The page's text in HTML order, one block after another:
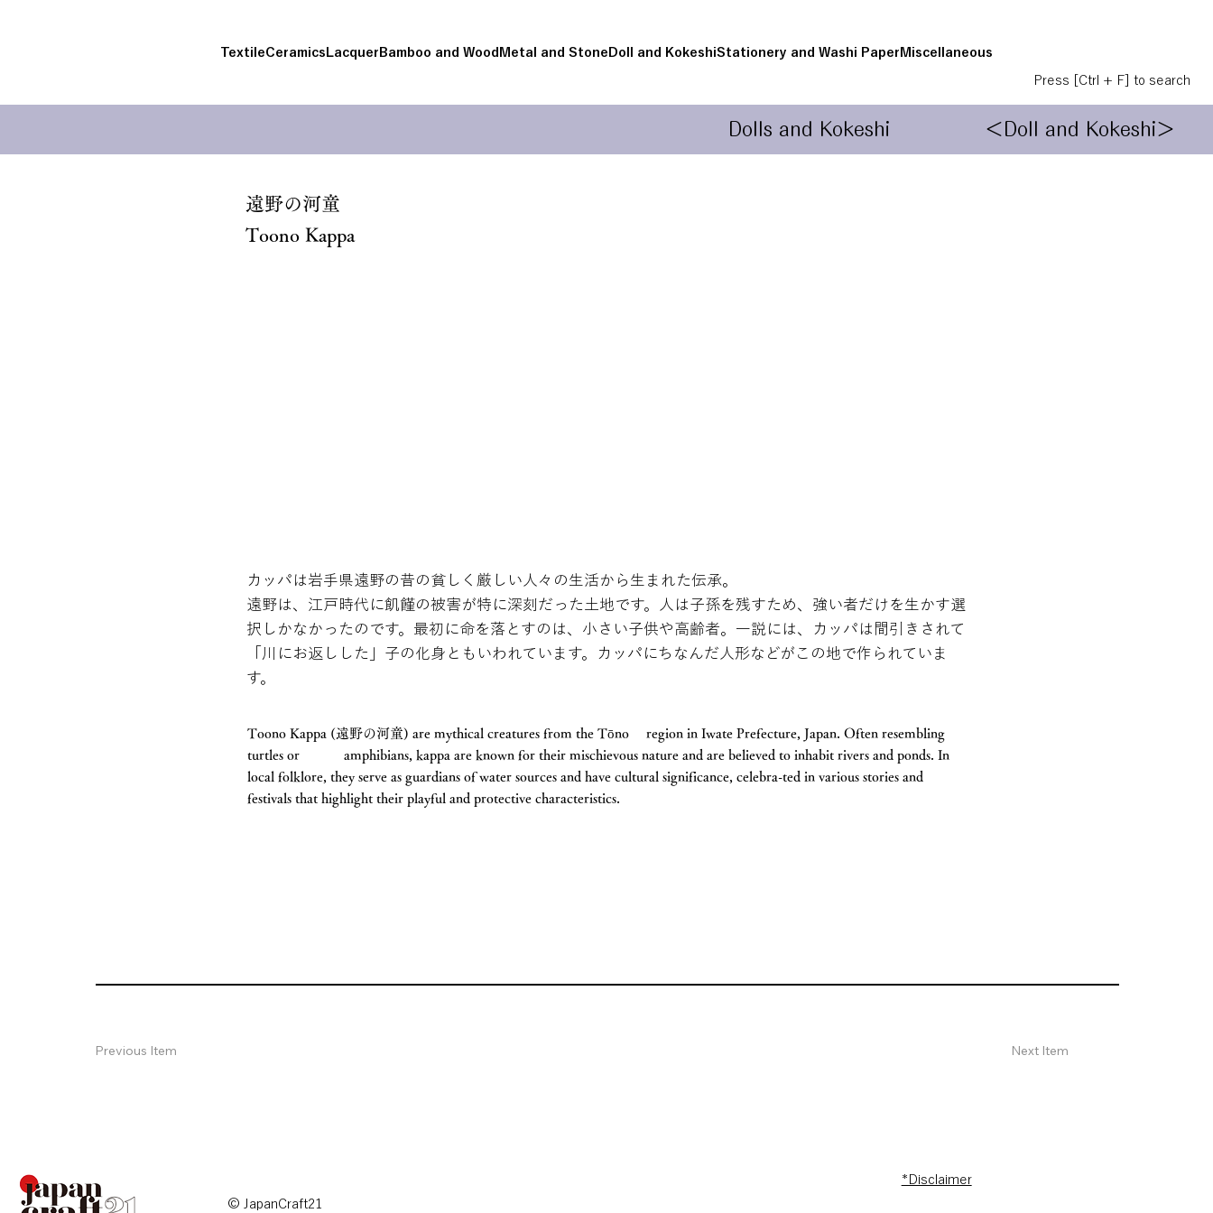
TextileCeramicsLacquerBamboo and WoodMetal and StoneDoll and KokeshiStationery and Washi PaperMiscellaneous
Press [Ctrl + F] to search
Dolls and Kokeshi ＜Doll and Kokeshi＞
遠野の河童
Toono Kappa
カッパは岩手県遠野の昔の貧しく厳しい人々の生活から生まれた伝承。
遠野は、江戸時代に飢饉の被害が特に深刻だった土地です。人は子孫を残すため、強い者だけを生かす選
択しかなかったのです。最初に命を落とすのは、小さい子供や高齢者。一説には、カッパは間引きされて
「川にお返しした」子の化身ともいわれています。カッパにちなんだ人形などがこの地で作られていま
す。
Toono Kappa (遠野の河童) are mythical creatures from the Tōno region in Iwate Prefecture, Japan. Often resembling
turtles or amphibians, kappa are known for their mischievous nature and are believed to inhabit rivers and ponds. In
local folklore, they serve as guardians of water sources and have cultural significance, celebra-ted in various stories and
festivals that highlight their playful and protective characteristics.
Previous Item Next Item
© JapanCraft21
*Disclaimer